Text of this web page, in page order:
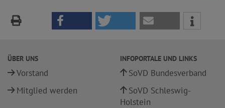
ÜBER UNS
Vorstand
Mitglied werden
INFOPORTALE UND LINKS
SoVD Bundesverband
SoVD Schleswig-
Holstein